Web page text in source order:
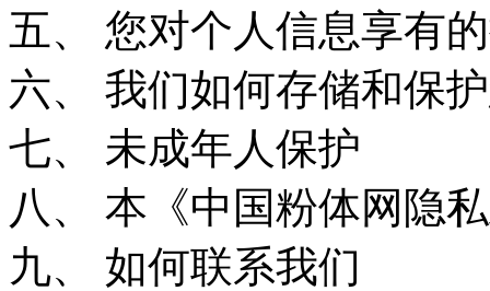
五、 您对个人信息享有
六、 我们如何存储和保
七、 未成年人保护
八、 本《中国粉体网隐
九、 如何联系我们